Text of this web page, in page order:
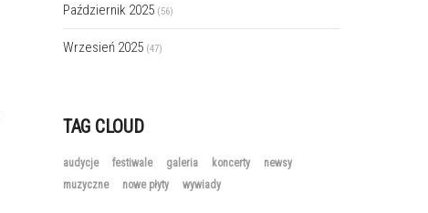
Październik 2025 (56)
Wrzesień 2025 (47)
TAG CLOUD
audycje festiwale galeria koncerty
newsy
muzyczne
nowe płyty wywiady